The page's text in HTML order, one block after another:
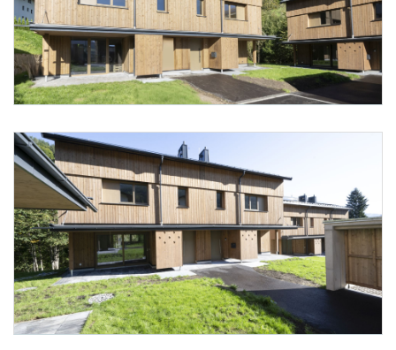
Foto 4: NHT/Karg